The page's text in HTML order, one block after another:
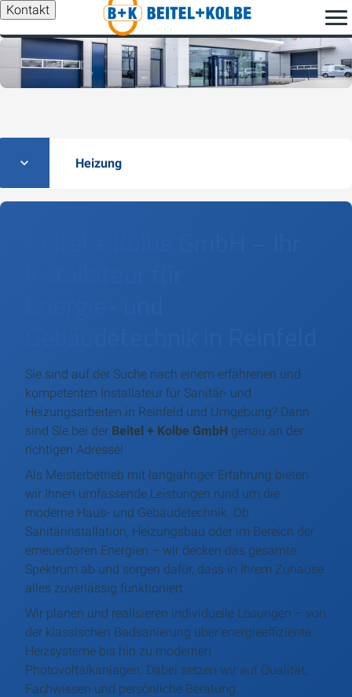
Kontakt
Heizung
Sie sind auf der Suche nach einem erfahrenen und
kompetenten Installateur für Sanitär- und
Heizungsarbeiten in Reinfeld und Umgebung? Dann
sind Sie bei der Beitel + Kolbe GmbH genau an der
richtigen Adresse!
Als Meisterbetrieb mit langjähriger Erfahrung bieten
wir Ihnen umfassende Leistungen rund um die
moderne Haus- und Gebäudetechnik. Ob
Sanitärinstallation, Heizungsbau oder im Bereich der
erneuerbaren Energien – wir decken das gesamte
Spektrum ab und sorgen dafür, dass in Ihrem Zuhause
alles zuverlässig funktioniert.
Wir planen und realisieren individuelle Lösungen – von
der klassischen Badsanierung über energieeffiziente
Heizsysteme bis hin zu modernen
Photovoltaikanlagen. Dabei setzen wir auf Qualität,
Fachwissen und persönliche Beratung.